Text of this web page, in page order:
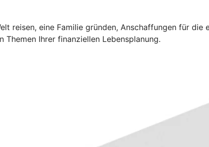
reisen, eine Familie gründen, Anschaffungen für
Ihrer finanziellen Lebensplanung.